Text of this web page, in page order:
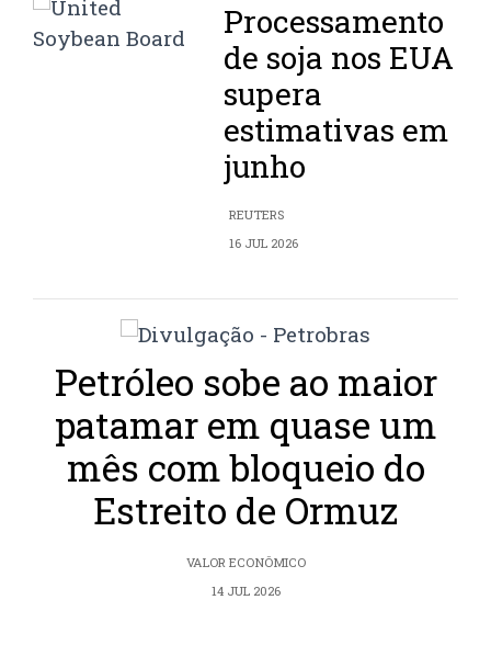
Processamento
de soja nos EUA
supera
estimativas em
junho
REUTERS
16 JUL 2026
Petróleo sobe ao maior
patamar em quase um
mês com bloqueio do
Estreito de Ormuz
VALOR ECONÔMICO
14 JUL 2026